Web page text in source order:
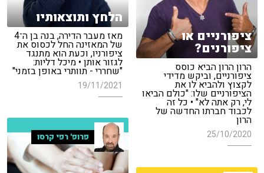
הלחץ ותוצאותיו
מאז מעבר הדירה, בנה בן ה־4
של המאזינה החל לכסוס את
ציפורניו, וכעת הוא מתנגד
לגזור אותן • מיכל דליות:
"שחררי - תוותרי באופן בזמני"
19/11/2021
ציפורניים או
ציפורנים?
הרון הרון הביא כוסס
ציפורניים, וביקש מדידי
לקצוץ ולהביא לו את
הציפורניים שלו: "כולם הביאו
לי, רק אתה לא" • כל זה
לכבוד חברתו החדשה של
הרון
25/10/2020 פרופ' רפי קרסו